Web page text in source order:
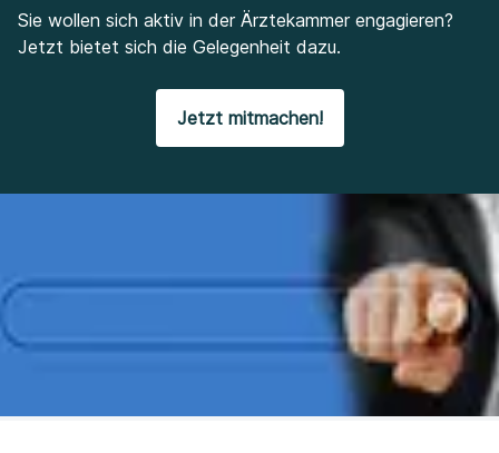
Sie wollen sich aktiv in der Ärztekammer engagieren?
Jetzt bietet sich die Gelegenheit dazu.
Jetzt mitmachen!